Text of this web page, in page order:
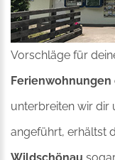
Vorschläge für
unterbreiten wir dir
angeführt, erhältst